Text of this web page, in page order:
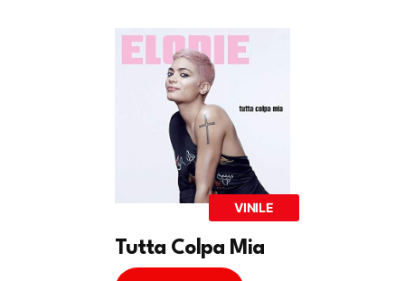
VINILE
Tutta Colpa Mia